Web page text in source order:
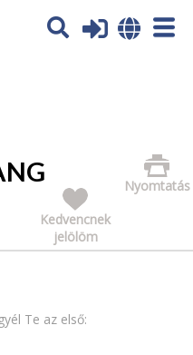
tájékoztatás itt:
Nyomtatás
Kedvencnek
jelölöm
Te az első: